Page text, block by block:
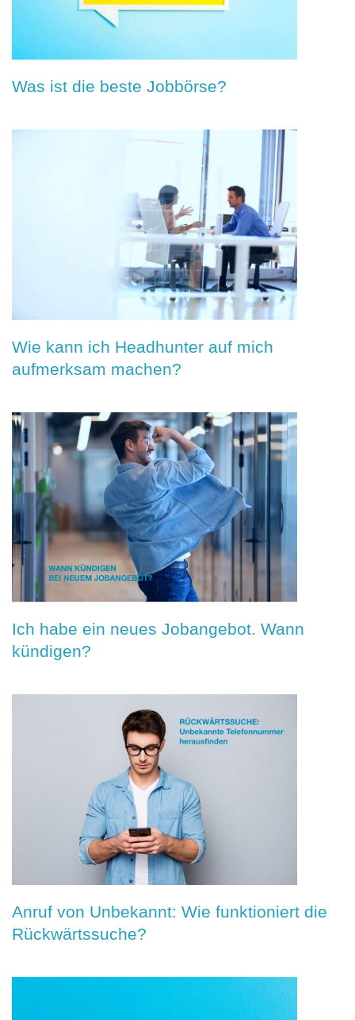
Was ist die beste Jobbörse?
Wie kann ich Headhunter auf mich
aufmerksam machen?
Ich habe ein neues Jobangebot. Wann
kündigen?
Anruf von Unbekannt: Wie funktioniert die
Rückwärtssuche?